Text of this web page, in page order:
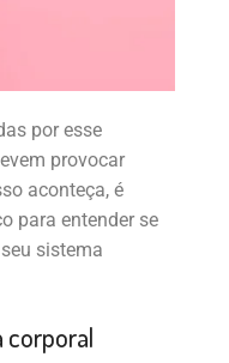
por esse
provocar
aconteça, é
para entender se
sistema
corporal